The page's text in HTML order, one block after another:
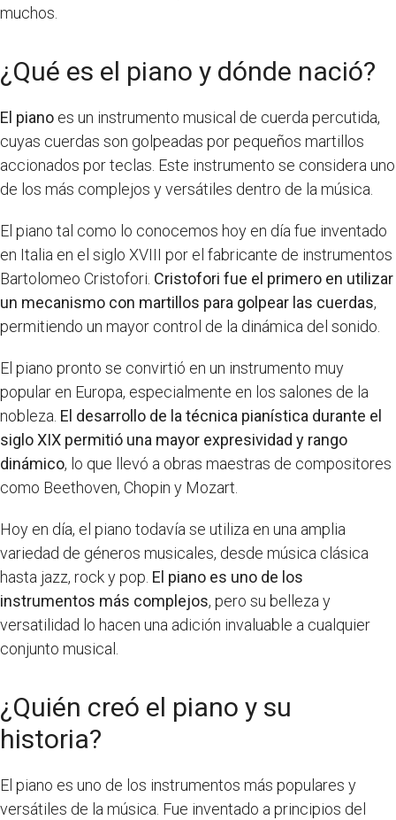
muchos.
¿Qué es el piano y dónde nació?
El piano es un instrumento musical de cuerda percutida,
cuyas cuerdas son golpeadas por pequeños martillos
accionados por teclas. Este instrumento se considera uno
de los más complejos y versátiles dentro de la música.
El piano tal como lo conocemos hoy en día fue inventado
en Italia en el siglo XVIII por el fabricante de instrumentos
Bartolomeo Cristofori. Cristofori fue el primero en utilizar
un mecanismo con martillos para golpear las cuerdas,
permitiendo un mayor control de la dinámica del sonido.
El piano pronto se convirtió en un instrumento muy
popular en Europa, especialmente en los salones de la
nobleza. El desarrollo de la técnica pianística durante el
siglo XIX permitió una mayor expresividad y rango
dinámico, lo que llevó a obras maestras de compositores
como Beethoven, Chopin y Mozart.
Hoy en día, el piano todavía se utiliza en una amplia
variedad de géneros musicales, desde música clásica
hasta jazz, rock y pop. El piano es uno de los
instrumentos más complejos, pero su belleza y
versatilidad lo hacen una adición invaluable a cualquier
conjunto musical.
¿Quién creó el piano y su
historia?
El piano es uno de los instrumentos más populares y
versátiles de la música. Fue inventado a principios del